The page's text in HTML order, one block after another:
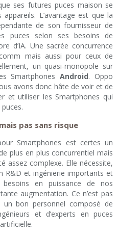
ses futures puces maison se
L’avantage est que la
de son fournisseur de
puces selon ses besoins de
d’IA. Une sacrée concurrence
mais aussi pour ceux de
un quasi-monopole sur
SmartphonesAndroid. Oppo
avons donc hâte de voir et de
et utiliser les Smartphones qui
pas sans risque
Smartphones est certes un
plus en plus concurrentiel mais
assez complexe. Elle nécessite,
R&D et ingénierie importants et
en puissance de nos
augmentation. Ce n’est pas
bon personnel composé de
et d’experts en puces